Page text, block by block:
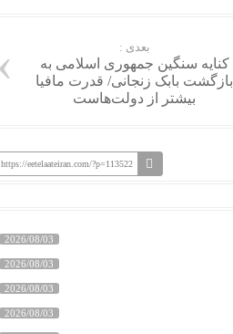
بعدی :
کنایه سنگین جمهوری اسلامی به
بازگشت بابک زنجانی/ قدرت مافیا
بیشتر از دولت‌هاست
https://eetelaateiran.com/?p=113522
2026/08/03
2026/08/03
2026/08/03
2026/08/03